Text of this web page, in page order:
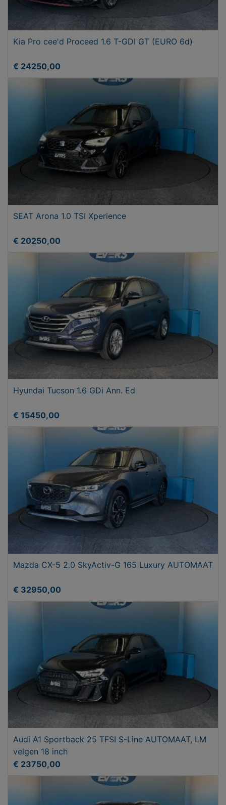
Kia Pro cee'd Proceed 1.6 T-GDI GT (EURO 6d)
€ 24250,00
SEAT Arona 1.0 TSI Xperience
€ 20250,00
Hyundai Tucson 1.6 GDi Ann. Ed
€ 15450,00
Mazda CX-5 2.0 SkyActiv-G 165 Luxury AUTOMAAT
€ 32950,00
Audi A1 Sportback 25 TFSI S-Line AUTOMAAT, LM
velgen 18 inch
€ 23750,00